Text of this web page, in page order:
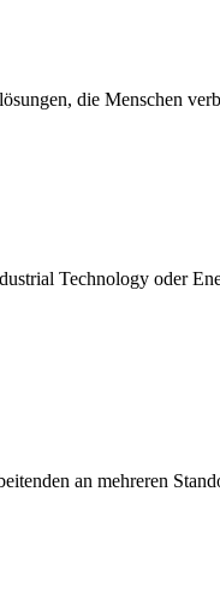
die Menschen
Technology oder
an mehreren